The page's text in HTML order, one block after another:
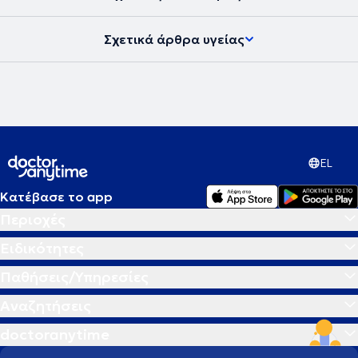
ιατρική εντείνεται όλο και περισσότερο η προσπάθεια για
Σχετικά άρθρα υγείας
EL
Κατέβασε το app